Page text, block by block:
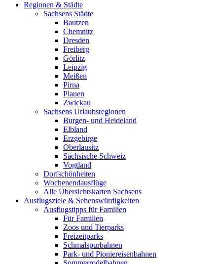
Regionen & Städte
Sachsens Städte
Bautzen
Chemnitz
Dresden
Freiberg
Görlitz
Leipzig
Meißen
Pirna
Plauen
Zwickau
Sachsens Urlaubsregionen
Burgen- und Heideland
Elbland
Erzgebirge
Oberlausitz
Sächsische Schweiz
Vogtland
Dorfschönheiten
Wochenendausflüge
Alle Übersichtskarten Sachsens
Ausflugsziele & Sehenswürdigkeiten
Ausflugstipps für Familien
Für Familien
Zoos und Tierparks
Freizeitparks
Schmalspurbahnen
Park- und Pioniereisenbahnen